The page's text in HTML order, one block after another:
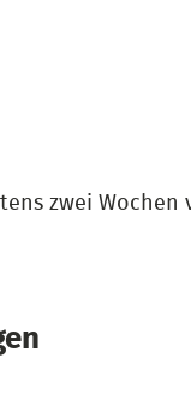
zwei